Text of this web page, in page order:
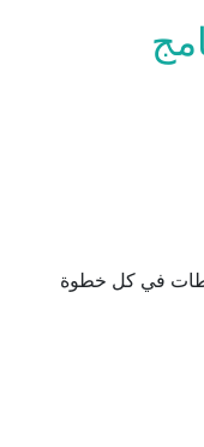
في كل خطوة